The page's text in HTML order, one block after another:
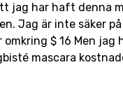
jag har haft denna
Jag är inte säker
$ 16 Men
mascara